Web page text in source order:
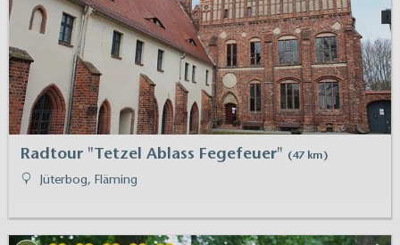
Radtour "Tetzel Ablass Fegefeuer" (47 km)
Jüterbog, Fläming